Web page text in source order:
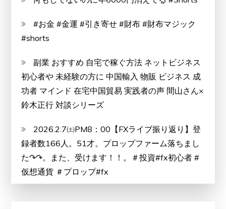
計
な
た
の
業
環
境
革
#お金 #金運 #引き寄せ #財布 #財布マジック
#shorts
副業 おすすめ 自宅で稼ぐ方法 ネットビジネス
初心者や 未経験の方に 中国輸入 物販 ビジネス 成
功者 マインド 在宅中国貿易 実践者の声 間山さん×
鈴木正行 対談シリーズ
2026.2.7㈯PM8：00【FXライブ振り返り】登
録者数166人。51才。プロップファーム落ちまし
た↷↷。また、受けます！！。＃投資#fx初心者 #
仮想通貨 ＃プロップ#fx